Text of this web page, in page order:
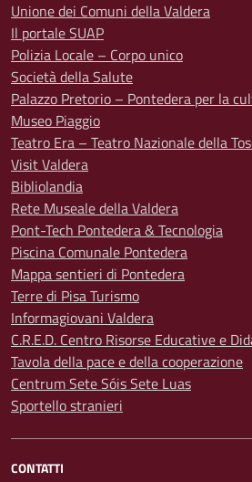
Unione dei Comuni della Valdera
Il portale SUAP
Polizia Locale – Corpo unico
Società della Salute
Palazzo Pretorio – Pontedera per la
Museo Piaggio
Teatro Era – Teatro Nazionale della
Visit Valdera
Bibliolandia
Rete Museale della Valdera
Pont-Tech Pontedera & Tecnologia
Piscina Comunale Pontedera
Mappa sentieri di Pontedera
Terre di Pisa Turismo
Informagiovani Valdera
C.R.E.D. Centro Risorse Educative e
Tavola della pace e della cooperazione
Centrum Sete Sóis Sete Luas
Sportello stranieri
CONTATTI